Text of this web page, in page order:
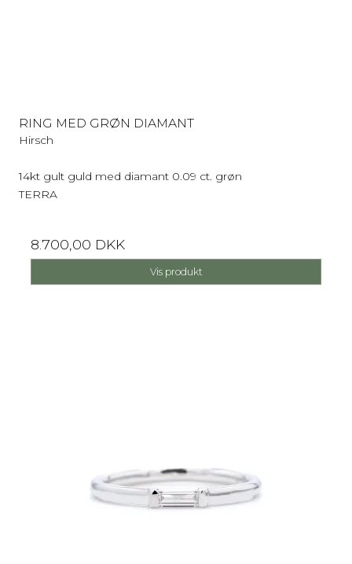
RING MED GRØN DIAMANT
Hirsch
14kt gult guld med diamant 0.09 ct. grøn
TERRA
8.700,00 DKK
Vis produkt